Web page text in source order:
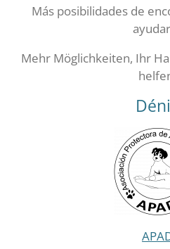
Más posibilidades de
Mehr Möglichkeiten, Ihr